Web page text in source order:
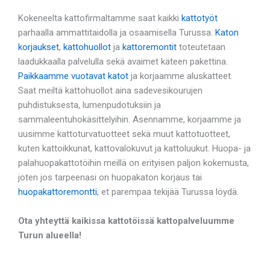
Kokeneelta kattofirmaltamme saat kaikki kattotyöt
parhaalla ammattitaidolla ja osaamisella Turussa. Katon
korjaukset, kattohuollot ja kattoremontit toteutetaan
laadukkaalla palvelulla sekä avaimet käteen pakettina.
Paikkaamme vuotavat katot ja korjaamme aluskatteet.
Saat meiltä kattohuollot aina sadevesikourujen
puhdistuksesta, lumenpudotuksiin ja
sammaleentuhokäsittelyihin. Asennamme, korjaamme ja
uusimme kattoturvatuotteet sekä muut kattotuotteet,
kuten kattoikkunat, kattovalokuvut ja kattoluukut. Huopa- ja
palahuopakattotöihin meillä on erityisen paljon kokemusta,
joten jos tarpeenasi on huopakaton korjaus tai
huopakattoremontti, et parempaa tekijää Turussa löydä.
Ota yhteyttä kaikissa kattotöissä kattopalveluumme
Turun alueella!